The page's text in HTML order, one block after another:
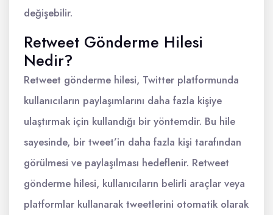
değişebilir.
Retweet Gönderme Hilesi
Nedir?
Retweet gönderme hilesi, Twitter platformunda
kullanıcıların paylaşımlarını daha fazla kişiye
ulaştırmak için kullandığı bir yöntemdir. Bu hile
sayesinde, bir tweet’in daha fazla kişi tarafından
görülmesi ve paylaşılması hedeflenir. Retweet
gönderme hilesi, kullanıcıların belirli araçlar veya
platformlar kullanarak tweetlerini otomatik olarak